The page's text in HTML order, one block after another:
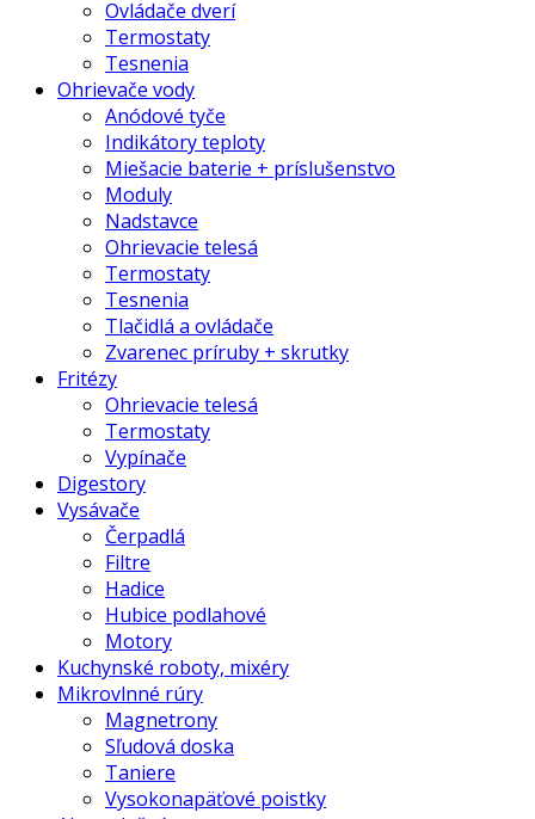
Ovládače dverí
Termostaty
Tesnenia
Ohrievače vody
Anódové tyče
Indikátory teploty
Miešacie baterie + príslušenstvo
Moduly
Nadstavce
Ohrievacie telesá
Termostaty
Tesnenia
Tlačidlá a ovládače
Zvarenec príruby + skrutky
Fritézy
Ohrievacie telesá
Termostaty
Vypínače
Digestory
Vysávače
Čerpadlá
Filtre
Hadice
Hubice podlahové
Motory
Kuchynské roboty, mixéry
Mikrovlnné rúry
Magnetrony
Sľudová doska
Taniere
Vysokonapäťové poistky